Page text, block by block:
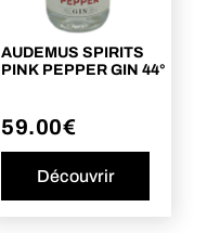
AUDEMUS SPIRITS
PINK PEPPER GIN 44°
59.00€
Découvrir